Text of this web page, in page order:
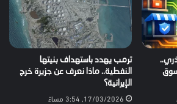
ترمب يهدد باستهداف بنيتها
النفطية.. ماذا نعرف عن جزيرة خرج
الإيرانية؟
17/03/2026, 3:54 مساءً